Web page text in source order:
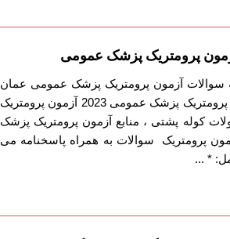
پرومتریک پزشک عمومی
سوالات آزمون پرومتریک پزشک عمومی عمان
نمونه سوالات پکیج آزمون پرومتریک پزشک عمومی 2023 آزمون پرومتریک
کوله پشتی ، منابع آزمون پرومتریک پزشک
پرومتریک سوالات به همراه پاسخنامه می
* ...